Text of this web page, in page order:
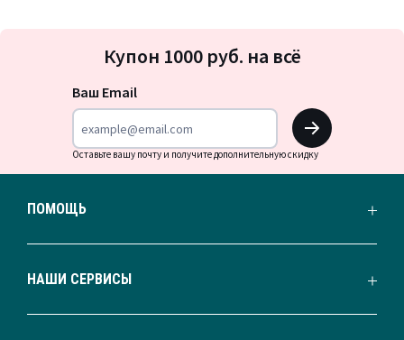
Подписка
на
Купон 1000 руб. на всё
Ваш Email
OK
Оставьте вашу почту и получите дополнительную скидку
ПОМОЩЬ
НАШИ СЕРВИСЫ